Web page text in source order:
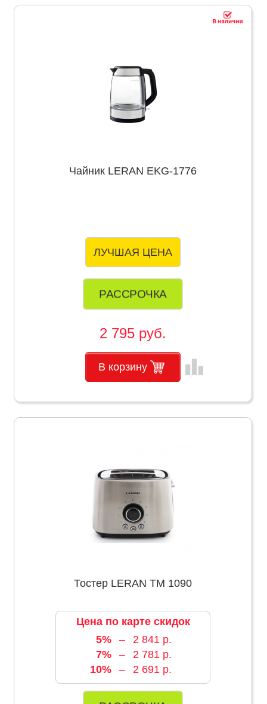
Чайник LERAN EKG-1776
ЛУЧШАЯ ЦЕНА
РАССРОЧКА
2 795 руб.
В корзину leaderboard
Тостер LERAN TM 1090
Цена по карте скидок
5%
–
2 841 р.
7%
–
2 781 р.
10%
– 2 691 р.